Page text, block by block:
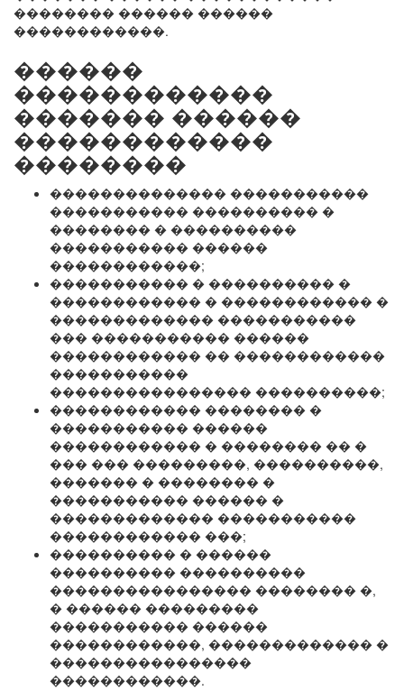
�������� ������ ������
������������.
������
������������
������� ������
������������
��������
�������������� �����������
����������� ���������� �
�������� � ����������
����������� ������
������������;
����������� � ���������� �
������������ � ������������ �
������������� �����������
��� ����������� ������
������������ �� ������������
�����������
���������������� ����������;
������������ �������� �
����������� ������
������������ � �������� �� �
��� ��� ���������, ����������,
������� � �������� �
����������� ������ �
������������� �����������
������������ ���;
���������� � ������
���������� ����������
���������������� �������� �,
� ������ ���������
����������� ������
������������, ������������� �
����������������
������������.